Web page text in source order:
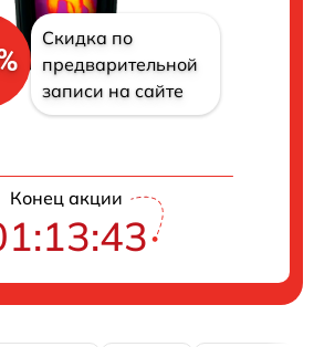
Скидка по
предварительной
записи на сайте
Конец акции